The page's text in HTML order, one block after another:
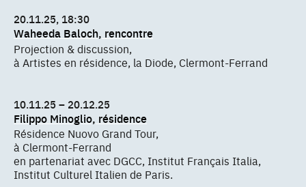
20.11.25, 18:30
Waheeda Baloch, rencontre
Projection & discussion,
à Artistes en résidence, la Diode, Clermont-Ferrand
10.11.25 – 20.12.25
Filippo Minoglio, résidence
Résidence Nuovo Grand Tour,
à Clermont-Ferrand
en partenariat avec DGCC, Institut Français Italia,
Institut Culturel Italien de Paris.